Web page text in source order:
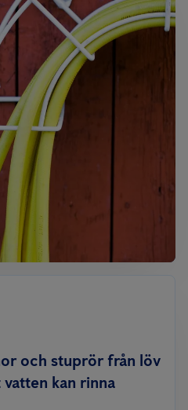
och stuprör från löv
kan rinna